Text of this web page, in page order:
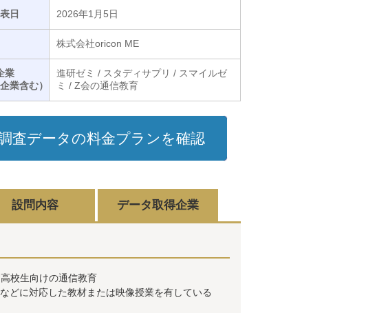
日 2026年1月5日
株式会社oricon ME
業
業含む）
進研ゼミ / スタディサプリ / スマイルゼ
ミ / Z会の通信教育
査データの料金プランを確認
設問内容 データ取得企業
校生向けの通信教育
どに対応した教材または映像授業を有している